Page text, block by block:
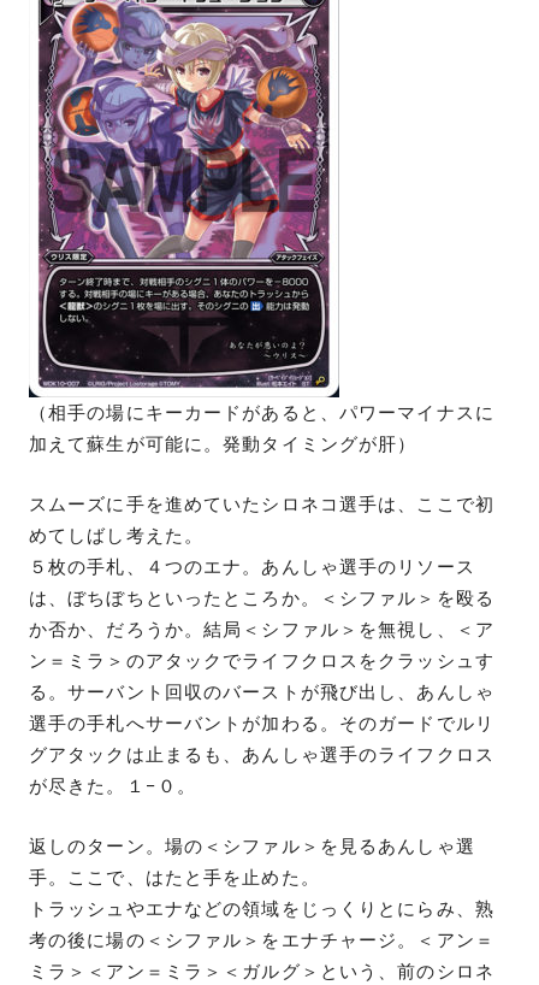
（相手の場にキーカードがあると、パワーマイナスに
加えて蘇生が可能に。発動タイミングが肝）
スムーズに手を進めていたシロネコ選手は、ここで初
めてしばし考えた。
５枚の手札、４つのエナ。あんしゃ選手のリソース
は、ぼちぼちといったところか。＜シファル＞を殴る
か否か、だろうか。結局＜シファル＞を無視し、＜ア
ン＝ミラ＞のアタックでライフクロスをクラッシュす
る。サーバント回収のバーストが飛び出し、あんしゃ
選手の手札へサーバントが加わる。そのガードでルリ
グアタックは止まるも、あんしゃ選手のライフクロス
が尽きた。１−０。
返しのターン。場の＜シファル＞を見るあんしゃ選
手。ここで、はたと手を止めた。
トラッシュやエナなどの領域をじっくりとにらみ、熟
考の後に場の＜シファル＞をエナチャージ。＜アン＝
ミラ＞＜アン＝ミラ＞＜ガルグ＞という、前のシロネ